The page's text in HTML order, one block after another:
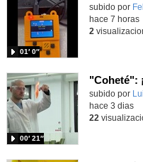
Contenido
subido por
01′ 0″
hace 7 horas
2
"Coheté":
Contenido
subido por
00′ 21″
hace 3 dias
22